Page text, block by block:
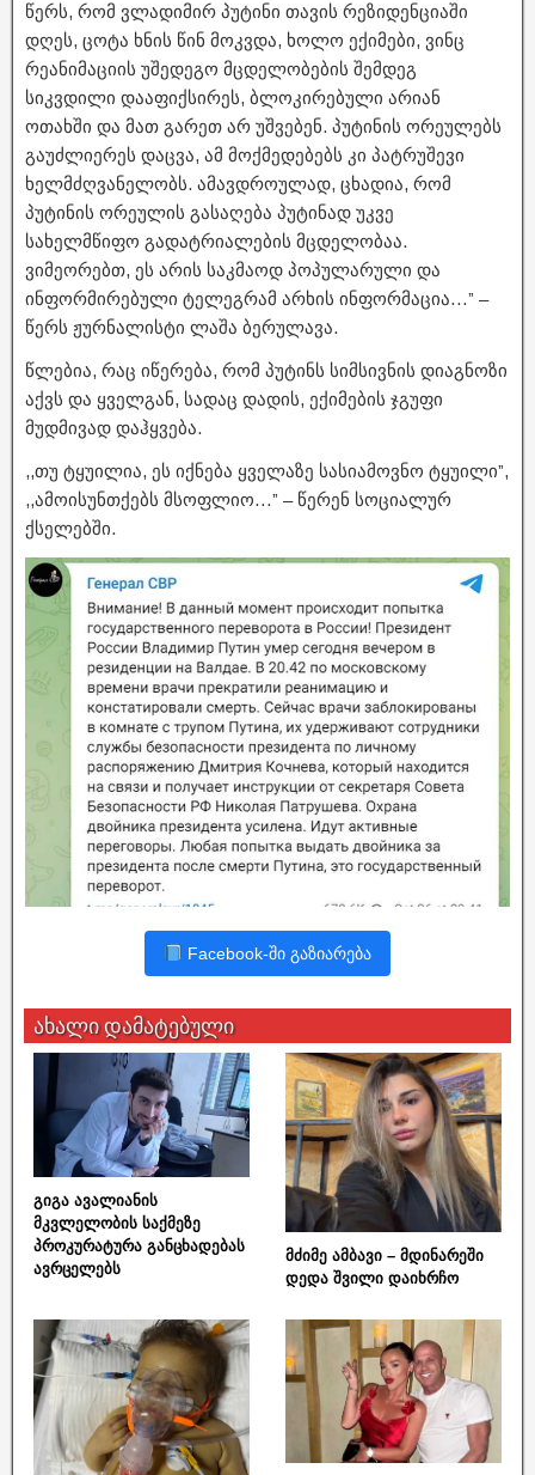
წერს, რომ ვლადიმირ პუტინი თავის რეზიდენციაში
დღეს, ცოტა ხნის წინ მოკვდა, ხოლო ექიმები, ვინც
რეანიმაციის უშედეგო მცდელობების შემდეგ
სიკვდილი დააფიქსირეს, ბლოკირებული არიან
ოთახში და მათ გარეთ არ უშვებენ. პუტინის ორეულებს
გაუძლიერეს დაცვა, ამ მოქმედებებს კი პატრუშევი
ხელმძღვანელობს. ამავდროულად, ცხადია, რომ
პუტინის ორეულის გასაღება პუტინად უკვე
სახელმწიფო გადატრიალების მცდელობაა.
ვიმეორებთ, ეს არის საკმაოდ პოპულარული და
ინფორმირებული ტელეგრამ არხის ინფორმაცია…” –
წერს ჟურნალისტი ლაშა ბერულავა.
წლებია, რაც იწერება, რომ პუტინს სიმსივნის დიაგნოზი
აქვს და ყველგან, სადაც დადის, ექიმების ჯგუფი
მუდმივად დაჰყვება.
,,თუ ტყუილია, ეს იქნება ყველაზე სასიამოვნო ტყუილი”,
,,ამოისუნთქებს მსოფლიო…” – წერენ სოციალურ
ქსელებში.
Facebook-ში გაზიარება
ახალი დამატებული
გიგა ავალიანის
მკვლელობის საქმეზე
პროკურატურა განცხადებას
ავრცელებს
მძიმე ამბავი – მდინარეში
დედა შვილი დაიხრჩო